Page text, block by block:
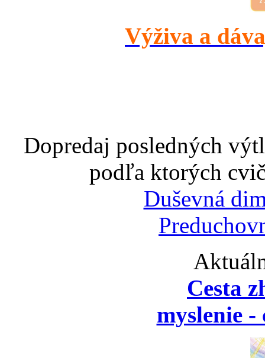
Výživa a
Dopredaj posledných
podľa ktorých
Duševná
Cesta
myslenie